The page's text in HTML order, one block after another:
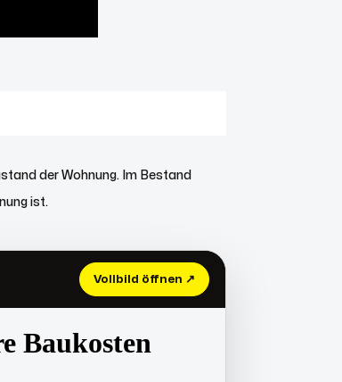
der Wohnung. Im Bestand
ist.
Vollbild öffnen ↗
Zur Preisberechnung